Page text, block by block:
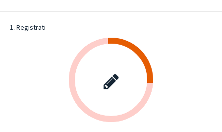
1. Registrati